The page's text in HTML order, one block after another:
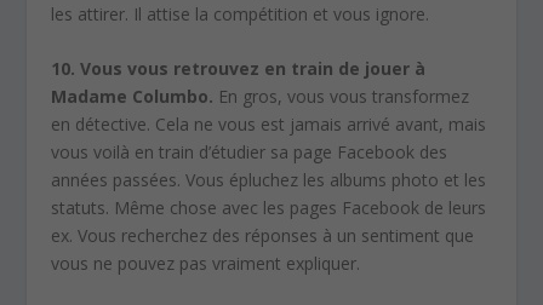
les attirer. Il attise la compétition et vous ignore.
10. Vous vous retrouvez en train de jouer à
Madame Columbo. En gros, vous vous transformez
en détective. Cela ne vous est jamais arrivé avant, mais
vous voilà en train d’étudier sa page Facebook des
années passées. Vous épluchez les albums photo et les
statuts. Même chose avec les pages Facebook de leurs
ex. Vous recherchez des réponses à un sentiment que
vous ne pouvez pas vraiment expliquer.